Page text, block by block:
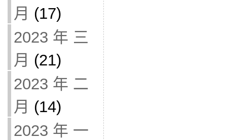
月 (17)
2023 年 三
月 (21)
2023 年 二
月 (14)
2023 年 一